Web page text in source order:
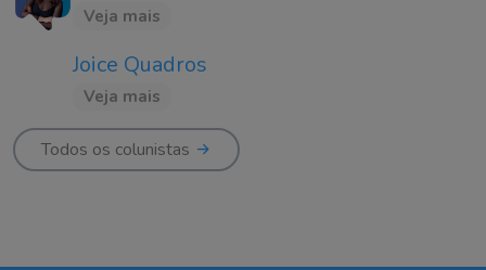
Veja mais
Joice Quadros
Veja mais
Todos os colunistas